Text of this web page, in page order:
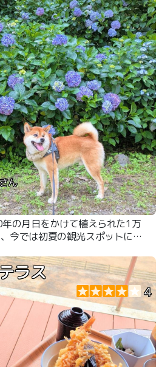
ん
の月日をかけて植えられた1万
今では初夏の観光スポットにな
お散歩も兼ねることができます
ラス
4